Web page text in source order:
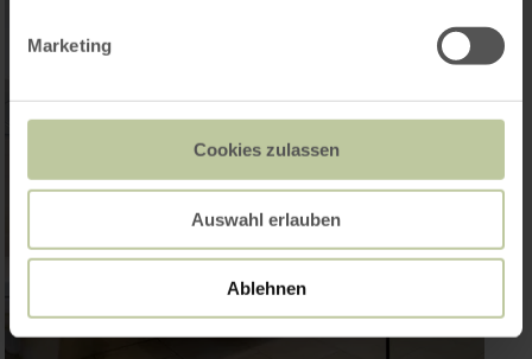
Marketing
Cookies zulassen
Auswahl erlauben
Ablehnen